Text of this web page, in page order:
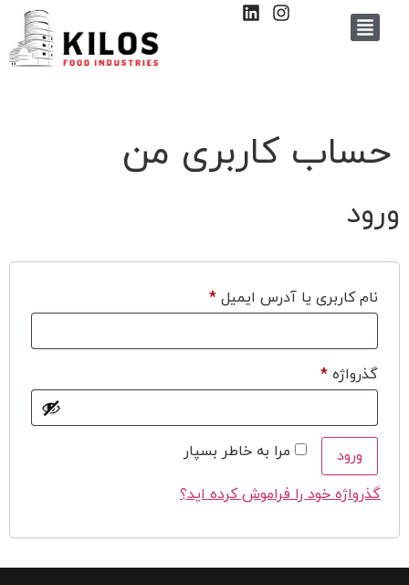
حساب کاربری من
ورود
نام کاربری یا آدرس ایمیل *
گذرواژه *
مرا به خاطر بسپار
ورود
گذرواژه خود را فراموش کرده اید؟